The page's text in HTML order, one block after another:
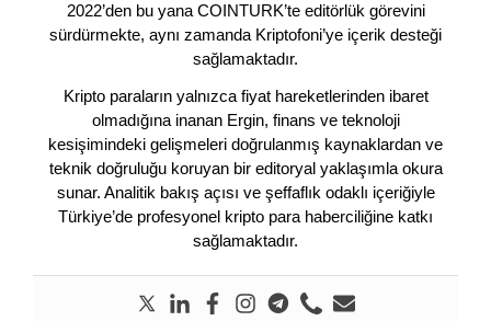
2022’den bu yana COINTURK’te editörlük görevini
sürdürmekte, aynı zamanda Kriptofoni’ye içerik desteği
sağlamaktadır.
Kripto paraların yalnızca fiyat hareketlerinden ibaret
olmadığına inanan Ergin, finans ve teknoloji
kesişimindeki gelişmeleri doğrulanmış kaynaklardan ve
teknik doğruluğu koruyan bir editoryal yaklaşımla okura
sunar. Analitik bakış açısı ve şeffaflık odaklı içeriğiyle
Türkiye’de profesyonel kripto para haberciliğine katkı
sağlamaktadır.